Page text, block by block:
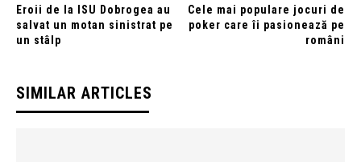
Eroii de la ISU Dobrogea au
salvat un motan sinistrat pe
un stâlp
Cele mai populare jocuri de
poker care îi pasionează pe
români
SIMILAR ARTICLES